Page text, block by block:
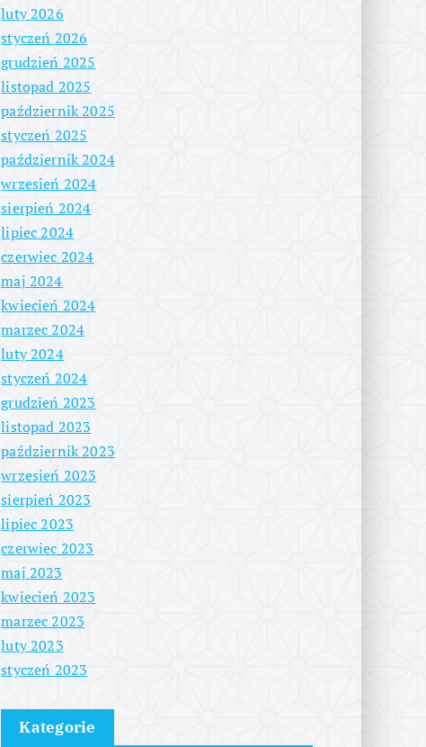
luty 2026
styczeń 2026
grudzień 2025
listopad 2025
październik 2025
styczeń 2025
październik 2024
wrzesień 2024
sierpień 2024
lipiec 2024
czerwiec 2024
maj 2024
kwiecień 2024
marzec 2024
luty 2024
styczeń 2024
grudzień 2023
listopad 2023
październik 2023
wrzesień 2023
sierpień 2023
lipiec 2023
czerwiec 2023
maj 2023
kwiecień 2023
marzec 2023
luty 2023
styczeń 2023
Kategorie